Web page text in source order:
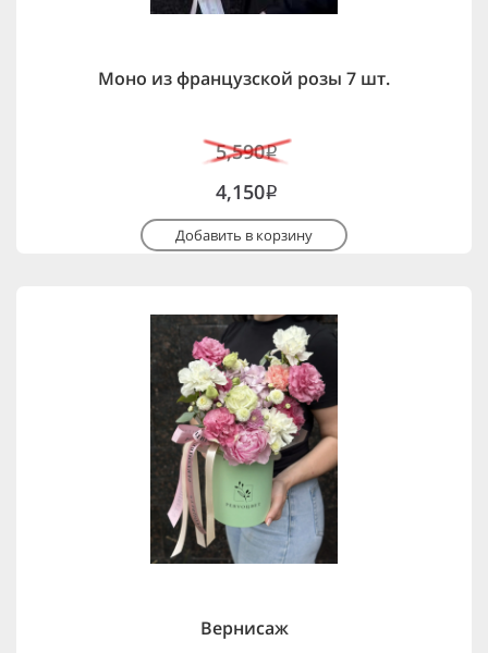
Моно из французской розы 7 шт.
5,590i
4,150i
Добавить в корзину
Вернисаж